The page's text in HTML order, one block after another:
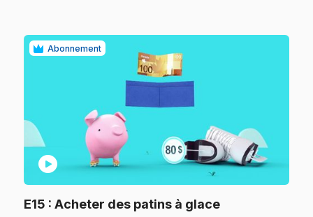
Abonnement
play_circle
E15 : Acheter des patins à glace.